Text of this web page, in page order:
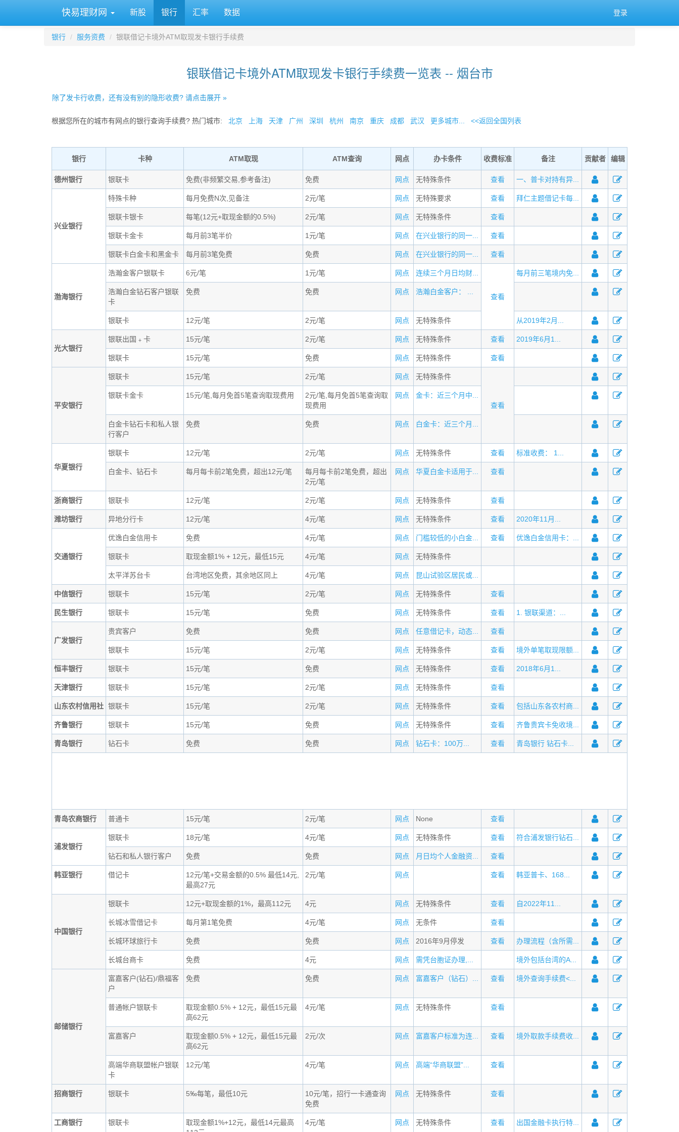
快易理财网 新股 银行 汇率 数据 登录
银行 服务资费 银联借记卡境外ATM取现发卡银行手续费
银联借记卡境外ATM取现发卡银行手续费一览表 -- 烟台市
除了发卡行收费，还有没有别的隐形收费? 请点击展开 »
根据您所在的城市有网点的银行查询手续费? 热门城市: 北京 上海 天津 广州 深圳 杭州 南京 重庆 成都 武汉 更多城市... <<返回全国列表
银行 卡种 ATM取现 ATM查询 网点 办卡条件 收费标准 备注 贡献者 编辑
德州银行 银联卡 免费(非频繁交易,参考备注) 免费 网点 无特殊条件 查看 一、普卡对持有异...
兴业银行
特殊卡种 每月免费N次,见备注 2元/笔 网点 无特殊要求 查看 拜仁主题借记卡每...
银联卡银卡 每笔(12元+取现金额的0.5%) 2元/笔 网点 无特殊条件 查看
银联卡金卡 每月前3笔半价 1元/笔 网点 在兴业银行的同一... 查看
银联卡白金卡和黑金卡 每月前3笔免费 免费 网点 在兴业银行的同一... 查看
渤海银行
浩瀚金客户银联卡 6元/笔 1元/笔 网点 连续三个月日均财...
查看
每月前三笔境内免...
浩瀚白金钻石客户银联
卡
免费 免费 网点 浩瀚白金客户： ...
银联卡 12元/笔 2元/笔 网点 无特殊条件 从2019年2月...
光大银行
银联出国﹢卡 15元/笔 2元/笔 网点 无特殊条件 查看 2019年6月1...
银联卡 15元/笔 免费 网点 无特殊条件 查看
平安银行
银联卡 15元/笔 2元/笔 网点 无特殊条件
查看
银联卡金卡 15元/笔,每月免首5笔查询取现费用
2元/笔,每月免首5笔查询取
现费用
网点 金卡：近三个月中...
白金卡钻石卡和私人银
行客户
免费 免费 网点 白金卡：近三个月...
华夏银行
银联卡 12元/笔 2元/笔 网点 无特殊条件 查看 标准收费： 1...
白金卡、钻石卡 每月每卡前2笔免费，超出12元/笔
每月每卡前2笔免费，超出
2元/笔
网点 华夏白金卡适用于... 查看
浙商银行 银联卡 12元/笔 2元/笔 网点 无特殊条件 查看
潍坊银行 异地分行卡 12元/笔 4元/笔 网点 无特殊条件 查看 2020年11月...
交通银行
优逸白金信用卡 免费 4元/笔 网点 门槛较低的小白金... 查看 优逸白金信用卡：...
银联卡 取现金额1% + 12元，最低15元 4元/笔 网点 无特殊条件
太平洋苏台卡 台湾地区免费，其余地区同上 4元/笔 网点 昆山试验区居民或...
中信银行 银联卡 15元/笔 2元/笔 网点 无特殊条件 查看
民生银行 银联卡 15元/笔 免费 网点 无特殊条件 查看 1. 银联渠道：...
广发银行
贵宾客户 免费 免费 网点 任意借记卡，动态... 查看
银联卡 15元/笔 2元/笔 网点 无特殊条件 查看 境外单笔取现限额...
恒丰银行 银联卡 15元/笔 免费 网点 无特殊条件 查看 2018年6月1...
天津银行 银联卡 15元/笔 2元/笔 网点 无特殊条件 查看
山东农村信用社 银联卡 15元/笔 2元/笔 网点 无特殊条件 查看 包括山东各农村商...
齐鲁银行 银联卡 15元/笔 免费 网点 无特殊条件 查看 齐鲁贵宾卡免收境...
青岛银行 钻石卡 免费 免费 网点 钻石卡：100万... 查看 青岛银行 钻石卡...
青岛农商银行 普通卡 15元/笔 2元/笔 网点 None 查看
浦发银行
银联卡 18元/笔 4元/笔 网点 无特殊条件 查看 符合浦发银行钻石...
钻石和私人银行客户 免费 免费 网点 月日均个人金融资... 查看
韩亚银行 借记卡
12元/笔+交易金额的0.5% 最低14元,
最高27元
2元/笔 网点 查看 韩亚普卡、168...
中国银行
银联卡 12元+取现金额的1%，最高112元 4元 网点 无特殊条件 查看 自2022年11...
长城冰雪借记卡 每月第1笔免费 4元/笔 网点 无条件 查看
长城环球旅行卡 免费 免费 网点 2016年9月停发 查看 办理流程（含所需...
长城台商卡 免费 4元 网点 需凭台胞证办理,... 境外包括台湾的A...
邮储银行
富嘉客户(钻石)/鼎福客
户
免费 免费 网点 富嘉客户（钻石）... 查看 境外查询手续费<...
普通帐户银联卡
取现金额0.5% + 12元，最低15元最
高62元
4元/笔 网点 无特殊条件 查看
富嘉客户
取现金额0.5% + 12元，最低15元最
高62元
2元/次 网点 富嘉客户标准为连... 查看 境外取款手续费收...
高端华商联盟帐户银联
卡
12元/笔 4元/笔 网点 高端“华商联盟”... 查看
招商银行 银联卡 5‰每笔，最低10元
10元/笔，招行一卡通查询
免费
网点 无特殊条件 查看
工商银行 银联卡
取现金额1%+12元，最低14元最高
4元/笔 网点 无特殊条件 查看 出国金融卡执行特...